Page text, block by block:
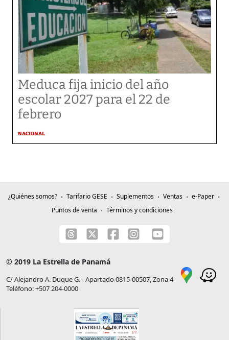
Meduca fija inicio del año
escolar 2027 para el 22 de
febrero
NACIONAL
¿Quiénes somos? Tarifario GESE Suplementos Ventas
e-Paper
Puntos de venta
Términos y condiciones
© 2019 La Estrella de Panamá
C/ Alejandro A. Duque G. - Apartado 0815-00507, Zona 4
Teléfono: +507 204-0000